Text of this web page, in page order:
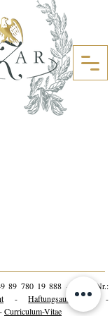
89 780 19 888 - USt-IdNr.:
-Haftungsausschluss
-
-Curriculum-Vitae